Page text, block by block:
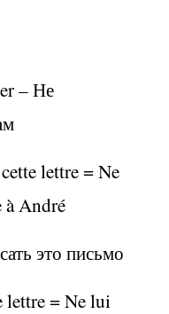
–Не
lettre = Ne
à André
это письмо
lettre = Ne lui